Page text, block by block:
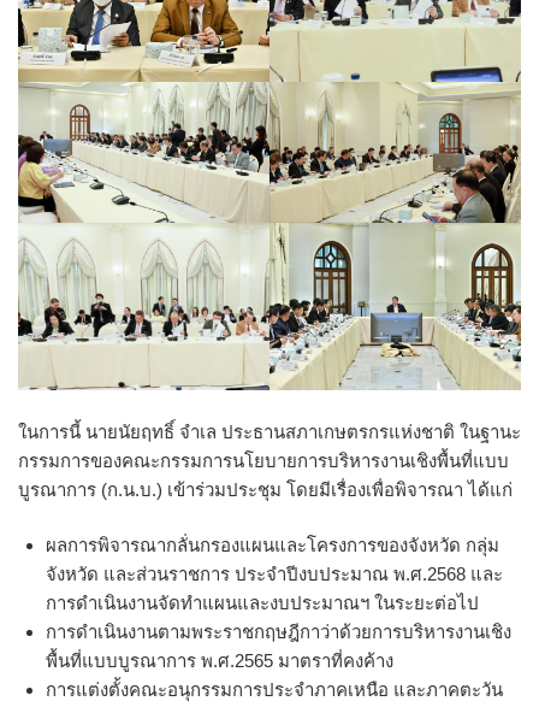
ในการนี้ นายนัยฤทธิ์ จำเล ประธานสภาเกษตรกรแห่งชาติ ในฐานะ
กรรมการของคณะกรรมการนโยบายการบริหารงานเชิงพื้นที่แบบ
บูรณาการ (ก.น.บ.) เข้าร่วมประชุม โดยมีเรื่องเพื่อพิจารณา ได้แก่
ผลการพิจารณากลั่นกรองแผนและโครงการของจังหวัด กลุ่ม
จังหวัด และส่วนราชการ ประจำปีงบประมาณ พ.ศ.2568 และ
การดำเนินงานจัดทำแผนและงบประมาณฯ ในระยะต่อไป
การดำเนินงานตามพระราชกฤษฎีกาว่าด้วยการบริหารงานเชิง
พื้นที่แบบบูรณาการ พ.ศ.2565 มาตราที่คงค้าง
การแต่งตั้งคณะอนุกรรมการประจำภาคเหนือ และภาคตะวัน